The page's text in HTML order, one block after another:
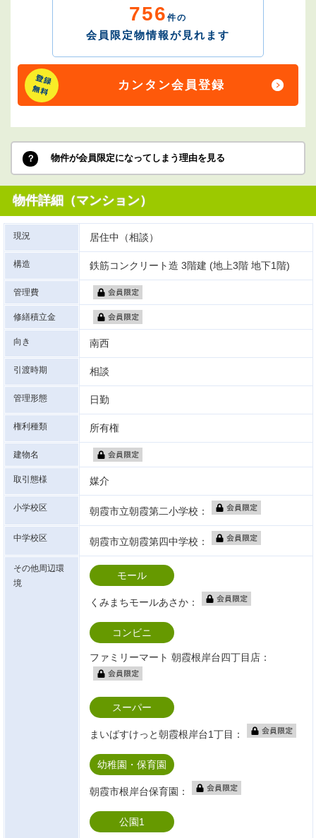
756 件の
会員限定物情報が見れます
カンタン会員登録
物件が会員限定になってしまう理由を見る
物件詳細（マンション）
現況 居住中（相談）
構造 鉄筋コンクリート造 3階建 (地上3階 地下1階)
管理費
修繕積立金
向き 南西
引渡時期 相談
管理形態 日勤
権利種類 所有権
建物名
取引態様 媒介
小学校区 朝霞市立朝霞第二小学校：
中学校区 朝霞市立朝霞第四中学校：
その他周辺環
境
モール
くみまちモールあさか：
コンビニ
ファミリーマート 朝霞根岸台四丁目店：
スーパー
まいばすけっと朝霞根岸台1丁目：
幼稚園・保育園
朝霞市根岸台保育園：
公園1